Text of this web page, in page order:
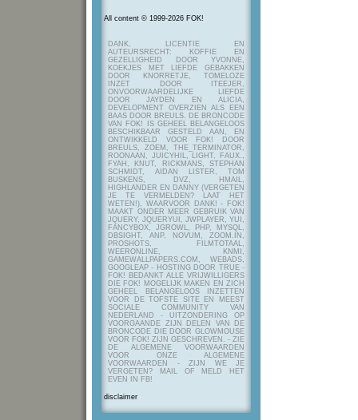
All content © 1999-2026 FOK!
DANK, LICENTIE EN
AUTEURSRECHT: KOFFIE EN
GEZELLIGHEID DOOR YVONNE,
KOEKJES MET LIEFDE GEBAKKEN
DOOR KNORRETJE, TOMELOZE
INZET DOOR ITEEJER,
ONVOORWAARDELIJKE LIEFDE
DOOR JAYDEN EN ALICIA,
DEVELOPMENT OVERZIEN ALS EEN
BAAS DOOR BREULS. DE BRONCODE
VAN FOK! IS GEHEEL BELANGELOOS
BESCHIKBAAR GESTELD AAN, EN
ONTWIKKELD VOOR FOK! DOOR
BREULS, ZOEM, THE_TERMINATOR,
ROONAAN, JUICYHIL, LIGHT, FAUX.,
FYAH, KNUT, RICKMANS, STEPHAN
SCHMIDT, AIDAN LISTER, TOM
BUSKENS, DVZ, HMAIL,
HIGHLANDER EN DANNY (VERGETEN
JE TE VERMELDEN? LAAT HET
WETEN!), WAARVOOR DANK! - FOK!
MAAKT ONDER MEER GEBRUIK VAN
JQUERY, JQUERYUI, JWPLAYER, YUI,
FANCYBOX, JGROWL, PHP, MYSQL,
DBSIGHT, ANP, NOVUM, ZOOM.IN,
PROSHOTS, FILMTOTAAL,
WEERONLINE, KNMI,
GAMEWALLPAPERS.COM, WEBADS,
GOOGLEAP - HOSTING DOOR TRUE -
FOK! BEDANKT ALLE VRIJWILLIGERS
DIE FOK! MOGELIJK MAKEN EN ZICH
GEHEEL BELANGELOOS INZETTEN
VOOR DE TOFSTE SITE EN MEEST
SOCIALE COMMUNITY VAN
NEDERLAND - UITZONDERING OP
VOORGAANDE ZIJN DELEN VAN DE
BRONCODE DIE DOOR GLOWMOUSE
VOOR FOK! ZIJN GESCHREVEN. - ZIE
DE ALGEMENE VOORWAARDEN
VOOR ONZE ALGEMENE
VOORWAARDEN - ZIJN WE JE
VERGETEN? MAIL OF MELD HET
EVEN IN FB!
disclaimer